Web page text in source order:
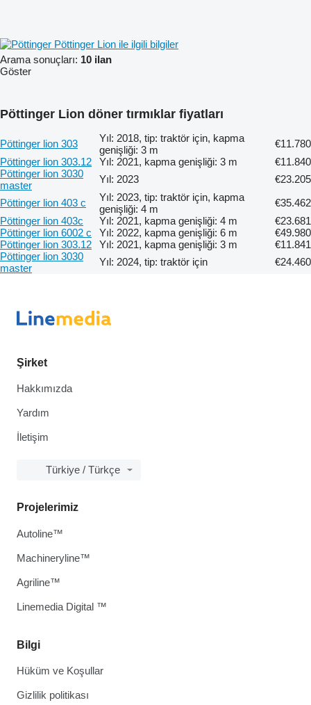
Pöttinger Lion ile ilgili bilgiler
Arama sonuçları: 10 ilan
Göster
Pöttinger Lion döner tırmıklar fiyatları
Pöttinger lion 303
Yıl: 2018, tip: traktör için, kapma
genişliği: 3 m
€11.780
Pöttinger lion 303.12
Yıl: 2021, kapma genişliği: 3 m
€11.840
Pöttinger lion 3030
master
Yıl: 2023
€23.205
Pöttinger lion 403 c
Yıl: 2023, tip: traktör için, kapma
genişliği: 4 m
€35.462
Pöttinger lion 403c
Yıl: 2021, kapma genişliği: 4 m
€23.681
Pöttinger lion 6002 c
Yıl: 2022, kapma genişliği: 6 m
€49.980
Pöttinger lion 303.12
Yıl: 2021, kapma genişliği: 3 m
€11.841
Pöttinger lion 3030
master
Yıl: 2024, tip: traktör için €24.460
Şirket
Hakkımızda
Yardım
İletişim
Türkiye / Türkçe
Bilgi
Hüküm ve Koşullar
Gizlilik politikası
Projelerimiz
Autoline™
Machineryline™
Agriline™
Linemedia Digital ™